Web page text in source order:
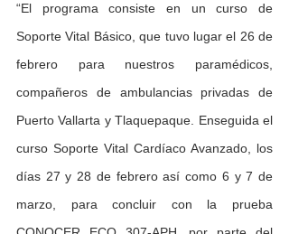
“El programa consiste en un curso de
Soporte Vital Básico, que tuvo lugar el 26 de
febrero para nuestros paramédicos,
compañeros de ambulancias privadas de
Puerto Vallarta y Tlaquepaque. Enseguida el
curso Soporte Vital Cardíaco Avanzado, los
días 27 y 28 de febrero así como 6 y 7 de
marzo, para concluir con la prueba